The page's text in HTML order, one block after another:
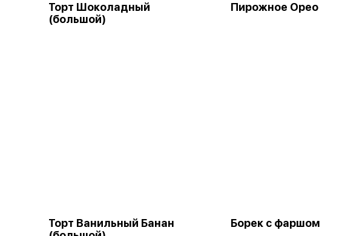
Торт Шоколадный
(большой)
Пирожное Орео
Торт Ванильный Банан
Борек с фаршом